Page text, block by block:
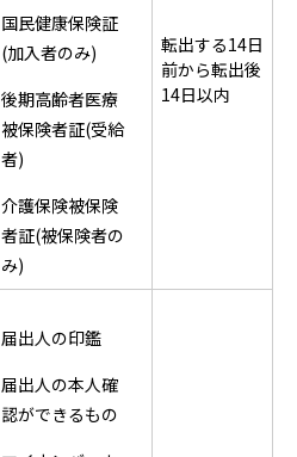
国民健康保険証
(加入者のみ)
後期高齢者医療
被保険者証(受給
者)
介護保険被保険
者証(被保険者の
み)
転出する14日
前から転出後
14日以内
届出人の印鑑
届出人の本人確
認ができるもの